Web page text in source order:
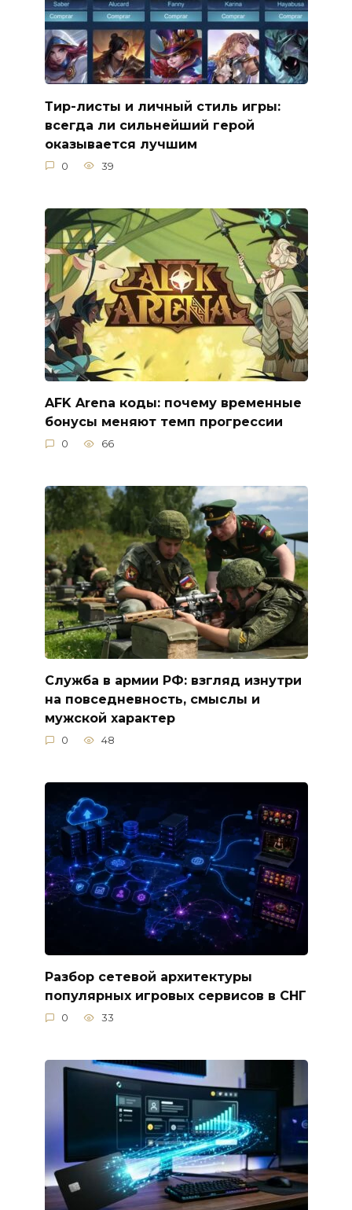
Тир-листы и личный стиль игры:
всегда ли сильнейший герой
оказывается лучшим
0 39
AFK Arena коды: почему временные
бонусы меняют темп прогрессии
0 66
Служба в армии РФ: взгляд изнутри
на повседневность, смыслы и
мужской характер
0 48
Разбор сетевой архитектуры
популярных игровых сервисов в СНГ
0 33